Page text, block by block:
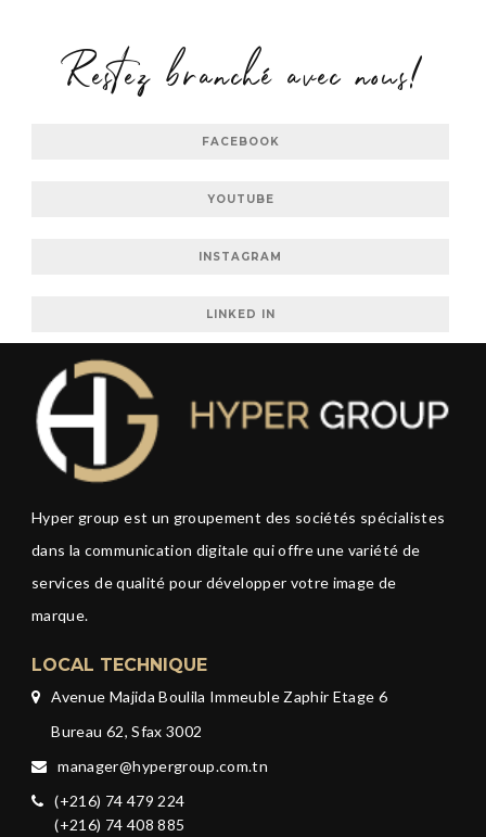
Restez branché avec nous!
FACEBOOK
YOUTUBE
INSTAGRAM
LINKED IN
Hyper group est un groupement des sociétés spécialistes
dans la communication digitale qui offre une variété de
services de qualité pour développer votre image de
marque.
LOCAL TECHNIQUE
Avenue Majida Boulila Immeuble Zaphir Etage 6
Bureau 62, Sfax 3002
manager@hypergroup.com.tn
(+216) 74 479 224
(+216) 74 408 885